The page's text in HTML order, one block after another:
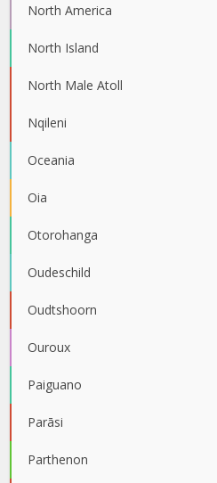
North America
North Island
North Male Atoll
Nqileni
Oceania
Oia
Otorohanga
Oudeschild
Oudtshoorn
Ouroux
Paiguano
Parāsi
Parthenon